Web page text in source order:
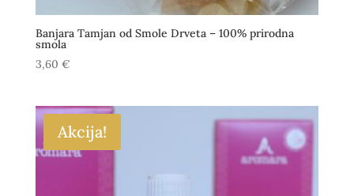
Banjara Tamjan od Smole Drveta – 100% prirodna
smola
3,60 €
Akcija!